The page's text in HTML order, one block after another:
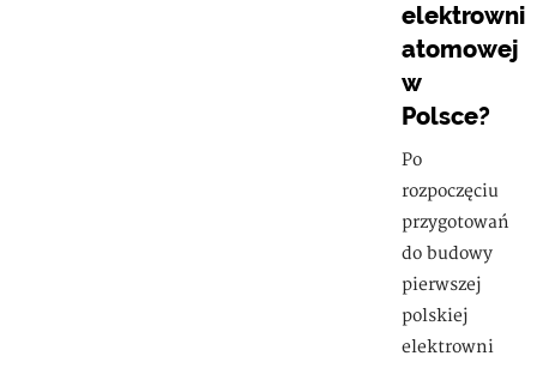
elektrowni
atomowej
w
Polsce?
Po
rozpoczęciu
przygotowań
do budowy
pierwszej
polskiej
elektrowni